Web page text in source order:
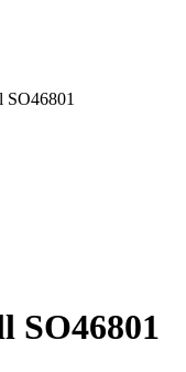
SO46801
SO46801